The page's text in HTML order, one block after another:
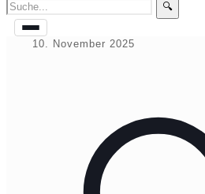
🔍
10. November 2025